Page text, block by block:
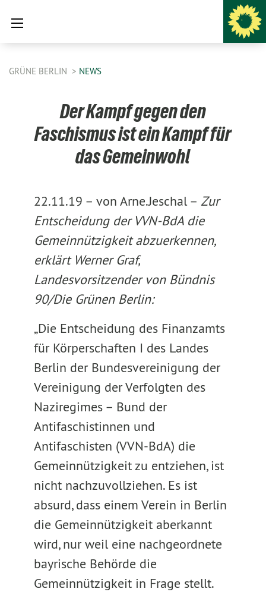
GRÜNE BERLIN NEWS
Der Kampf gegen den
Faschismus ist ein Kampf für
das Gemeinwohl
22.11.19 – von Arne.Jeschal – Zur
Entscheidung der VVN-BdA die
Gemeinnützigkeit abzuerkennen,
erklärt Werner Graf,
Landesvorsitzender von Bündnis
90/Die Grünen Berlin:
„Die Entscheidung des Finanzamts
für Körperschaften I des Landes
Berlin der Bundesvereinigung der
Vereinigung der Verfolgten des
Naziregimes – Bund der
Antifaschistinnen und
Antifaschisten (VVN-BdA) die
Gemeinnützigkeit zu entziehen, ist
nicht nachzuvollziehen. Es ist
absurd, dass einem Verein in Berlin
die Gemeinnützigkeit aberkannt
wird, nur weil eine nachgeordnete
bayrische Behörde die
Gemeinnützigkeit in Frage stellt.